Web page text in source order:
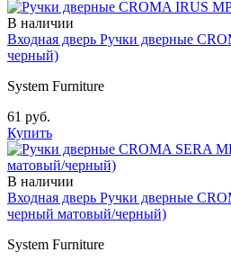
В наличии
Входная дверь Ручки дверные
черный)
System Furniture
61 руб.
Купить
В наличии
Входная дверь Ручки дверные
черный матовый/черный)
System Furniture